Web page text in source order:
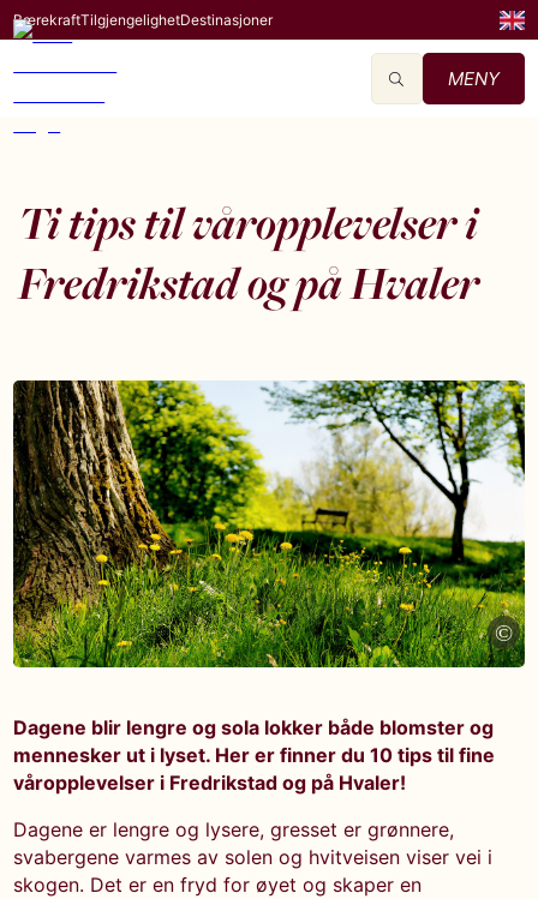
BærekraftTilgjengelighetDestinasjoner
MENY
Ti tips til våropplevelser i
Fredrikstad og på Hvaler
©
Dagene blir lengre og sola lokker både blomster og
mennesker ut i lyset. Her er finner du 10 tips til fine
våropplevelser i Fredrikstad og på Hvaler!
Dagene er lengre og lysere, gresset er grønnere,
svabergene varmes av solen og hvitveisen viser vei i
skogen. Det er en fryd for øyet og skaper en